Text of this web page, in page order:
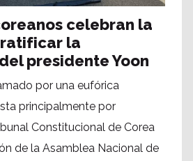
celebran la
la
presidente Yoon
por una eufórica
principalmente por
Constitucional de Corea
de la Asamblea Nacional de